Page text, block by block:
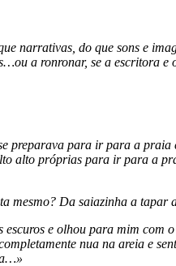
narrativas, do que sons e
a ronronar, se a escritora e
preparava para ir para a praia
alto próprias para ir para a
mesmo? Da saiazinha a tapar
e olhou para mim com
nua na areia e